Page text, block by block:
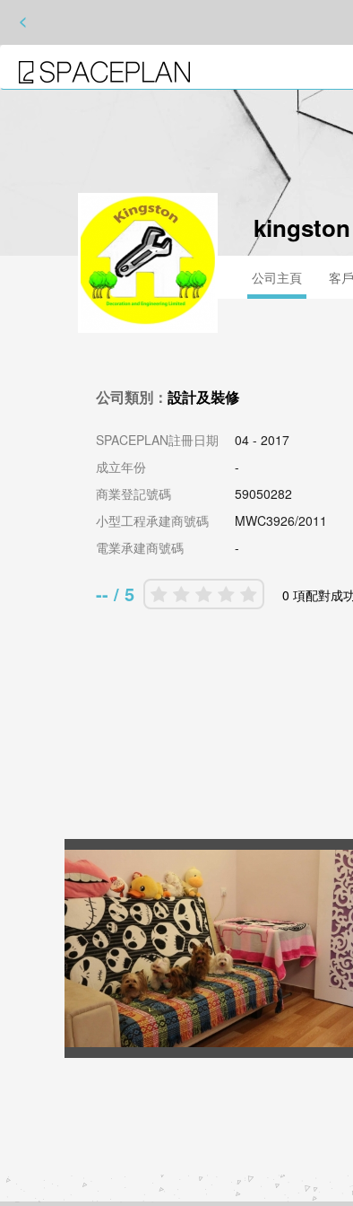
<
公司主頁 客
公司類別： 設計及裝修
SPACEPLAN註冊日期
04 - 2017
成立年份
-
商業登記號碼
59050282
小型工程承建商號碼
MWC3926/2011
電業承建商號碼
-
-- / 5 0 項配對成